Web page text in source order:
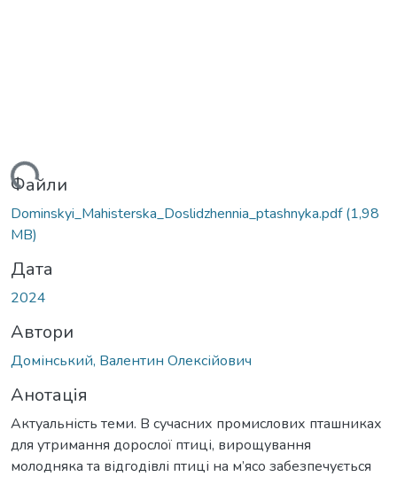
Файли
Dominskyi_Mahisterska_Doslidzhennia_ptashnyka.pdf(1,98
MB)
Дата
2024
Автори
Домінський, Валентин Олексійович
Анотація
Актуальність теми. В сучасних промислових пташниках
для утримання дорослої птиці, вирощування
молодняка та відгодівлі птиці на м’ясо забезпечується